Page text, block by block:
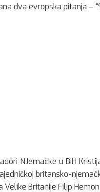
dva evropska pitanja –
NJemačke u BiH
britansko-
Velike Britanije Filip